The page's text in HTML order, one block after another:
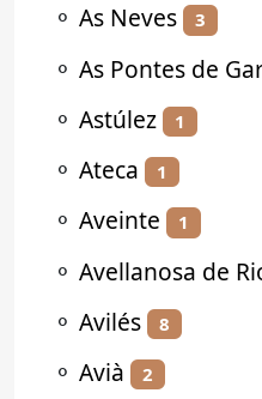
⚬ As Neves 3
⚬ As Pontes de
⚬ Astúlez 1
⚬ Ateca 1
⚬ Aveinte 1
⚬ Avellanosa de
⚬ Avilés 8
⚬ Avià 2